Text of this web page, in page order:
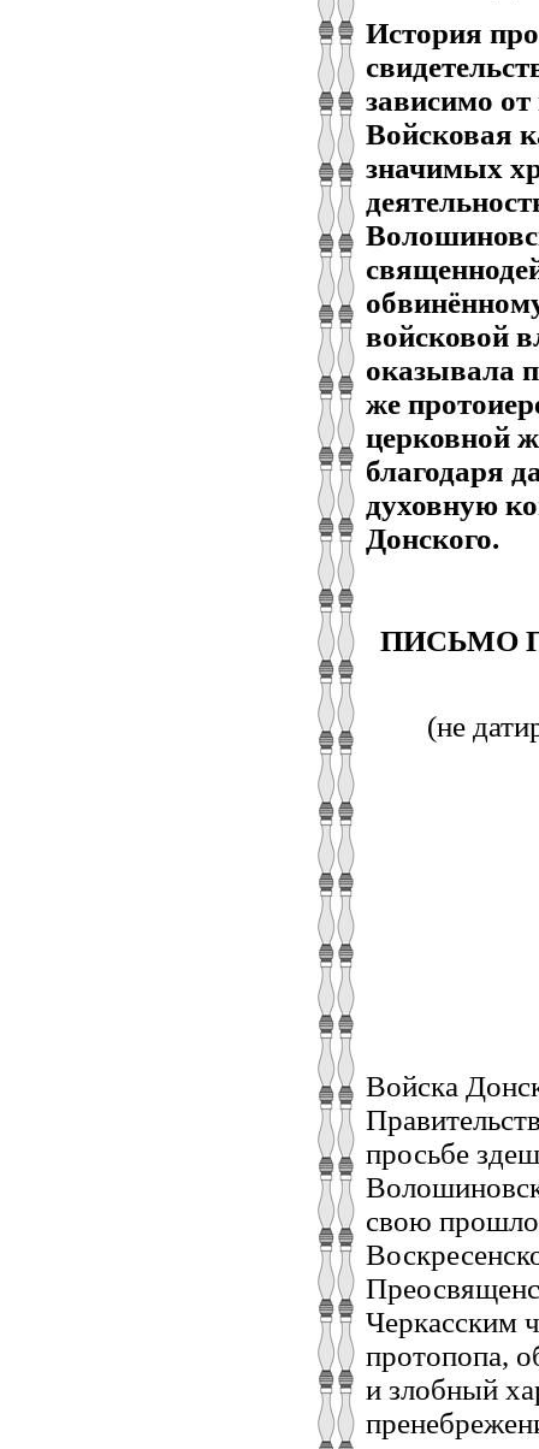
История
зависимо
Войсковая
значимых
войсковой
оказывала
же
церковной
благодаря
духовную
Донского.
ПИСЬМО
(не
Войска Донского войсковая канцелярия Святейшему Правительствующему Синоду представляя, чтобы я по просьбе здешнего протопопа Петра Фёдорова его же и Волошиновского, выдавшего за меня в супружество дочь свою прошлого 1790 года, произведён к здешнему Воскресенскому собору во священника, и чтобы я Его Преосвященством, Мефодием, епископом Воронежским и Черкасским чрез предстательство свое, будучи произведён в протопопа, обнаружил скрываемый до того предприимчивый и злобный характер возносясь учёностию своею с пренебрежением к здешнему обществу, особливо же к духовенству, произвёл между оным несогласие, оговорил своего тестя толикое благодеяние мне оказавшаго пред Его Преосвященством, и произвёл в Его Преосвященства о нём близ сорока лет в Черкасском обществе находящемся худые мысли. Присвоя же якобы я таким образом власть по духовному правлению, не оставил вмешиваться и в светския дела совсем до меня не принадлежащия, а напоследок в ведомости посланный к Его Преосвященству – оговорил черкасскаго собора священника Алексея Яновского без порока более тридцати лет пребывающаго, и соборного диакона Ивана Долотина, будьто имеют они наклонность, первый к непослушанию, а последний к наушничеству, каковым пороком якобы я сам будучи заражён, считаю таковыми тех, кои мне в моих желаниях не соответствуют, просила потому о переведении меня из Черкасска в Новохопёрскую крепость: по справке же в Святейшем Правительствующем Синоде оказалось, что из доставленной в оный Святейший Правительствующий Синод от Его Преосвященства о протопопах ведомости явствуют, что я суждён был за своевольство и ослушание команде, и состоял по указу Святейшего Правительсвующаго Синода под следствием за причинение якобы лаврскому игумену Феодосию обид, в чём хотя и оправдался, однако всё сие означает безпокойный мой нрав для того и повелено Святейшего Правительствующего Синода указом в прекращение якобы происходимых от меня в обществе войска донскаго и между здешним духовенством безпокойств, и якобы нежелание онаго войска к бытию мне при черкасском соборе перевесть меня к Новохопёрскому собору или к другому месту по рассмотрению Его Преосвященства. Но как я противу всех оных опорочивание меня значущихся в просьбе нахожу себя в совести моей невинным, то и осмеливаюсь Святейшему Правительствующему Синоду всё покорнейше представить во оправдание мое нижеследующее: обучаясь я и обучая в Харьковском